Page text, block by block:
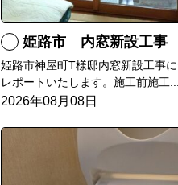
姫路市 内窓新設工事
姫路市神屋町T様邸内窓新設工事
レポートいたします。施工前施工...
2026年08月08日